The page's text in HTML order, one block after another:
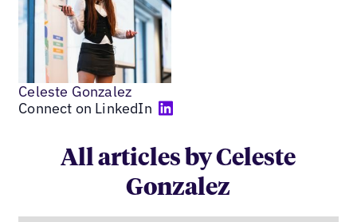
Celeste Gonzalez
Connect on LinkedIn
All articles by Celeste
Gonzalez